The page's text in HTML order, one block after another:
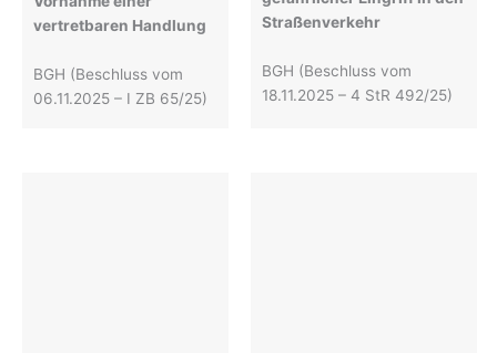
vertretbaren Handlung
BGH (Beschluss vom
06.11.2025 – I ZB 65/25)
Straßenverkehr
BGH (Beschluss vom
18.11.2025 – 4 StR 492/25)